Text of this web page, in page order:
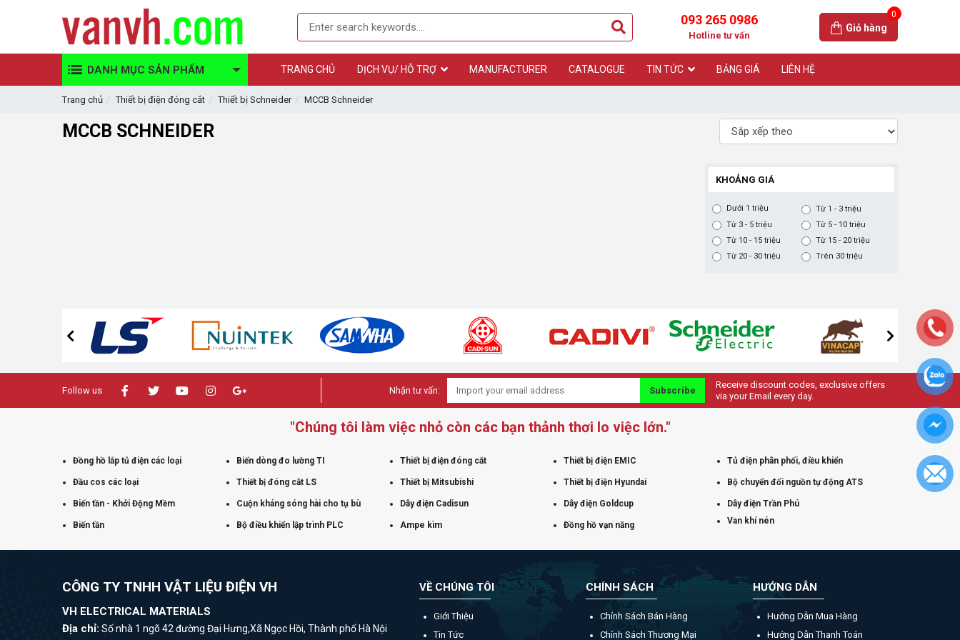
093 265 0986
Hotline tư vấn
0
Giỏ hàng
DANH MỤC SẢN PHẨM TRANG CHỦ DỊCH VỤ/ HỖ TRỢ MANUFACTURER CATALOGUE TIN TỨC BẢNG GIÁ LIÊN HỆ
Trang chủ Thiết bị điện đóng cắt Thiết bị Schneider MCCB Schneider
MCCB SCHNEIDER
KHOẢNG GIÁ
Dưới 1 triệu
Từ 1 - 3 triệu
Từ 3 - 5 triệu
Từ 5 - 10 triệu
Từ 10 - 15 triệu
Từ 15 - 20 triệu
Từ 20 - 30 triệu
Trên 30 triệu
Follow us Nhận tư vấn: Subscribe
Receive discount codes, exclusive offers
via your Email every day.
"Chúng tôi làm việc nhỏ còn các bạn thảnh thơi lo việc lớn."
Đồng hồ lắp tủ điện các loại Biến dòng đo lường TI Thiết bị điện đóng cắt Thiết bị điện EMIC Tủ điện phân phối, điều khiển
Đầu cos các loại Thiết bị đóng cắt LS Thiết bị Mitsubishi Thiết bị điện Hyundai Bộ chuyển đổi nguồn tự động ATS
Biến tần - Khởi Động Mềm Cuộn kháng sóng hài cho tụ bù Dây điện Cadisun Dây điện Goldcup Dây điện Trần Phú
Biến tần Bộ điều khiển lập trình PLC Ampe kìm Đồng hồ vạn năng Van khí nén
CÔNG TY TNHH VẬT LIỆU ĐIỆN VH
VH ELECTRICAL MATERIALS
Địa chỉ: Số nhà 1 ngõ 42 đường Đại Hưng,Xã Ngọc Hồi, Thành phố Hà Nội
VỀ CHÚNG TÔI
Giới Thiệu
Tin Tức
CHÍNH SÁCH
Chính Sách Bán Hàng
Chính Sách Thương Mại
HƯỚNG DẪN
Hướng Dẫn Mua Hàng
Hướng Dẫn Thanh Toán